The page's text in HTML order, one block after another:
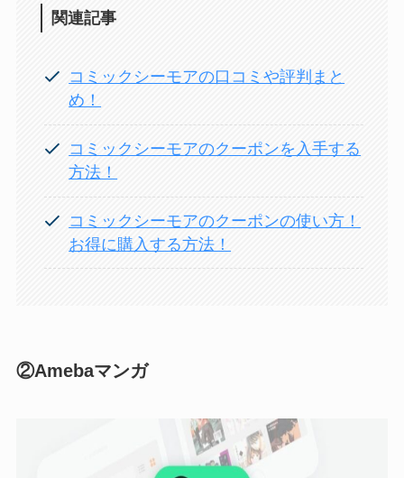
関連記事
コミックシーモアの口コミや評判まと
め！
コミックシーモアのクーポンを入手する
方法！
コミックシーモアのクーポンの使い方！
お得に購入する方法！
②Amebaマンガ